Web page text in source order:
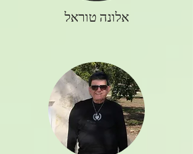
אלונה טוראל